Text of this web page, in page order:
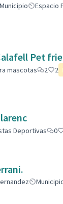
Municipio Espacio
vallado, Calafell
mascotas 2 2
Deportivas 0